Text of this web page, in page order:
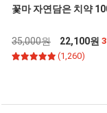
꽃마 자연담은 치약
35,000원 22,100원
(1,260)